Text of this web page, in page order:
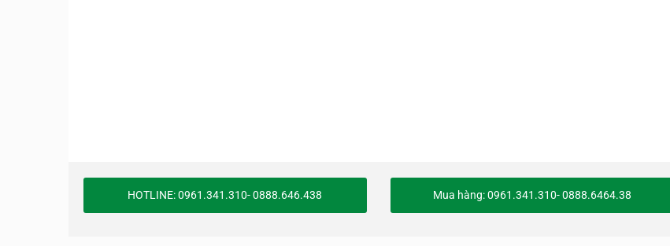
HOTLINE: 0961.341.310- 0888.646.438 Mua hàng: 0961.341.310- 0888.6464.38